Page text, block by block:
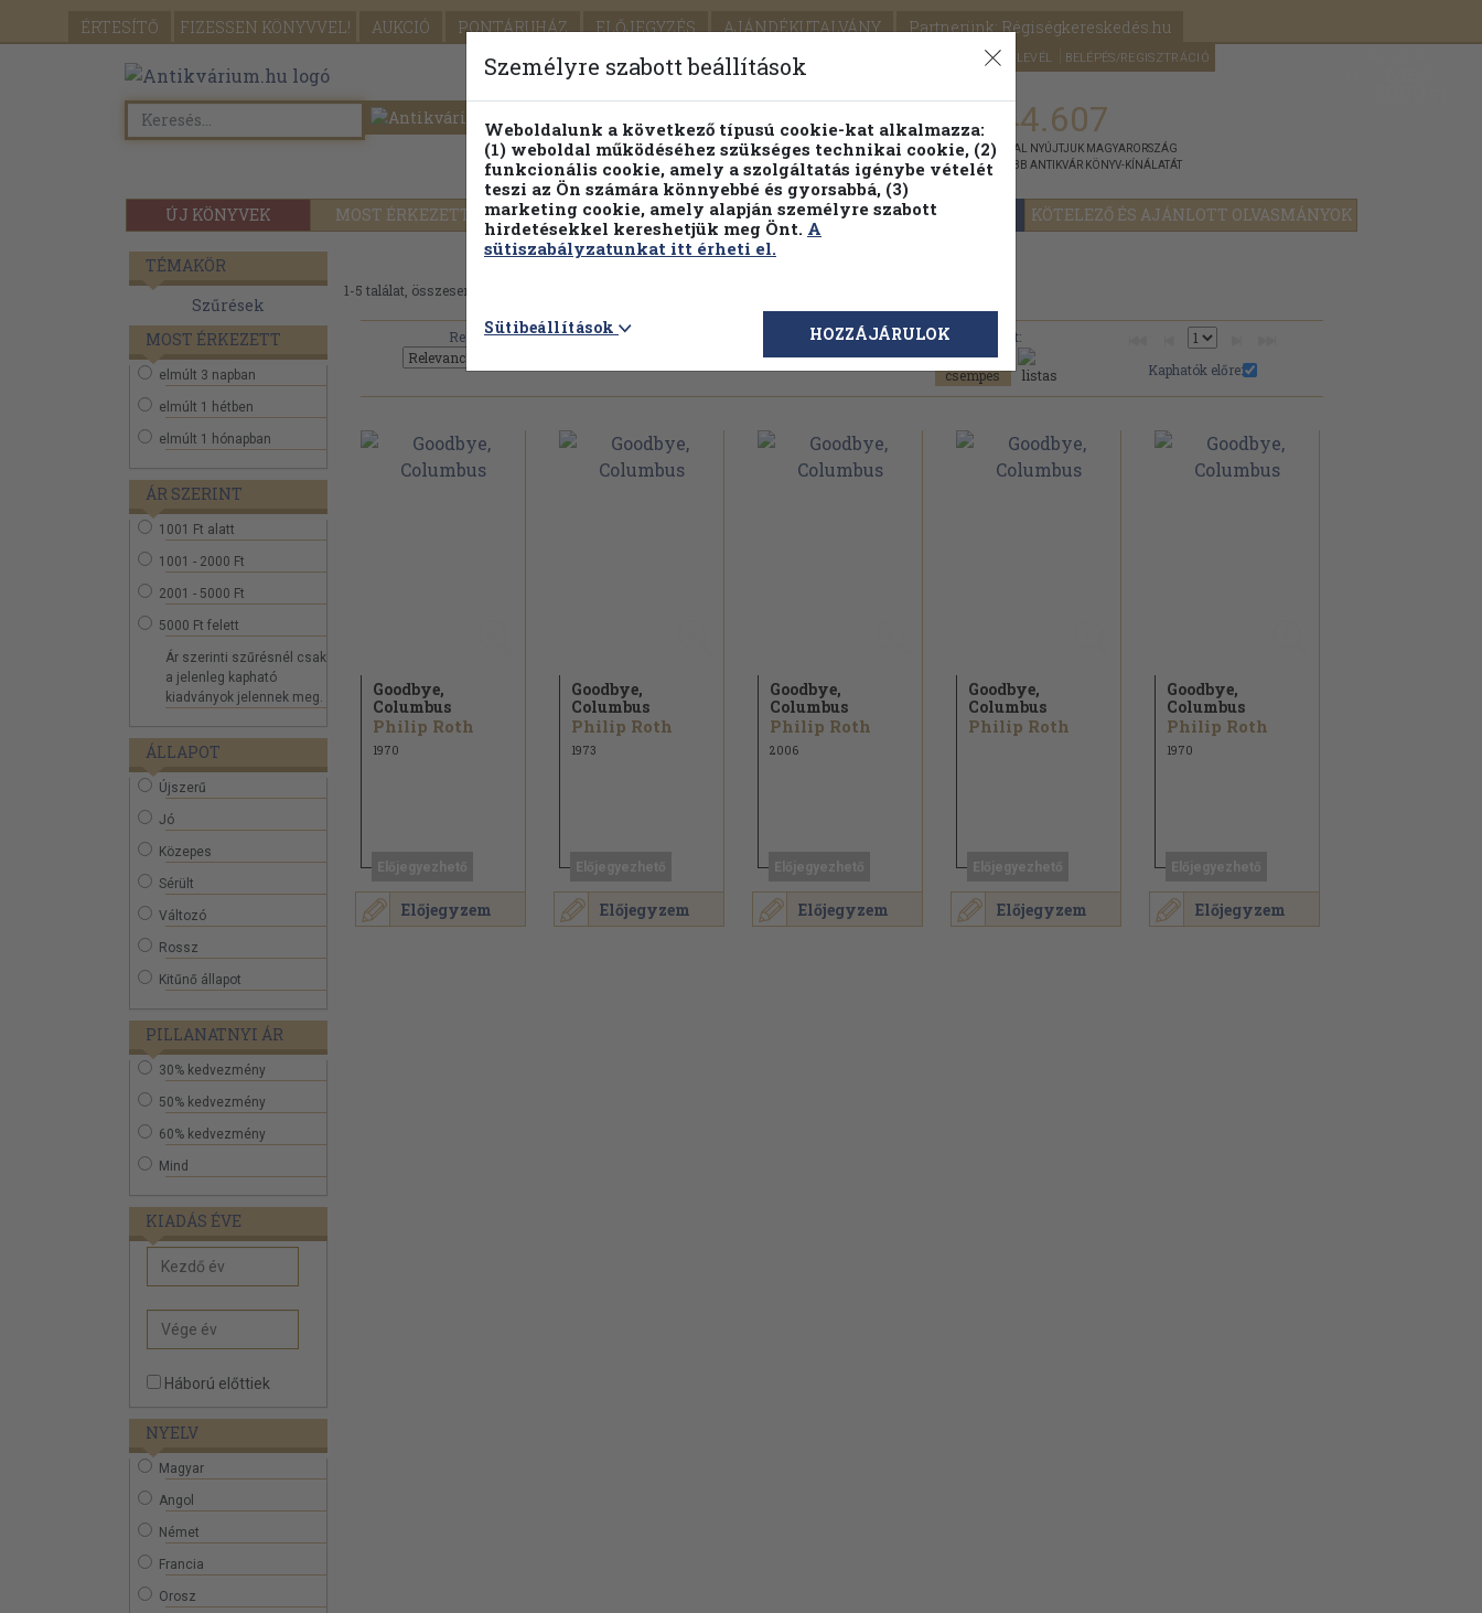
ÉRTESÍTŐ FIZESSEN KÖNYVVEL! AUKCIÓ PONTÁRUHÁZ ELŐJEGYZÉS AJÁNDÉKUTALVÁNY Partnerünk: Régiségkereskedés.hu
SEGÍTSÉG HÍRLEVÉL BELÉPÉS/REGISZTRÁCIÓ
ÚJ KÖNYVEK MOST ÉRKEZETT PILLANATNYI ÁRAINK FENNTARTHATÓ OLVASMÁNYOK KÖTELEZŐ ÉS AJÁNLOTT OLVASMÁNYOK
Részletes kereső Témaköri fa 1.144.607
KIADVÁNNYAL NYÚJTJUK MAGYARORSZÁG
LEGNAGYOBB ANTIKVÁR KÖNYV-KÍNÁLATÁT
TÉMAKÖR
Szűrések
MOST ÉRKEZETT
elmúlt 3 napban
elmúlt 1 hétben
elmúlt 1 hónapban
ÁR SZERINT
1001 Ft alatt
1001 - 2000 Ft
2001 - 5000 Ft
5000 Ft felett
Ár szerinti szűrésnél csak
a jelenleg kapható
kiadványok jelennek meg.
ÁLLAPOT
Újszerű
Jó
Közepes
Sérült
Változó
Rossz
Kitűnő állapot
PILLANATNYI ÁR
30% kedvezmény
50% kedvezmény
60% kedvezmény
Mind
KIADÁS ÉVE
Háború előttiek
NYELV
Magyar
Angol
Német
Francia
Orosz
1-5 találat, összesen 5.
1 oldal
Rendezés:
Egy oldalon látható: Könyvek típusa:
Nézet:
Kaphatók előre:
Előjegyzem
Goodbye,
Columbus
Philip Roth
1970
Előjegyzem
Goodbye,
Columbus
Philip Roth
1973
Előjegyzem
Goodbye,
Columbus
Philip Roth
2006
Előjegyzem
Goodbye,
Columbus
Philip Roth
Előjegyzem
Goodbye,
Columbus
Philip Roth
1970
Személyre szabott beállítások
Weboldalunk a következő típusú cookie-kat alkalmazza:
(1) weboldal működéséhez szükséges technikai cookie, (2)
funkcionális cookie, amely a szolgáltatás igénybe vételét
teszi az Ön számára könnyebbé és gyorsabbá, (3)
marketing cookie, amely alapján személyre szabott
hirdetésekkel kereshetjük meg Önt. A
sütiszabályzatunkat itt érheti el.
Sütibeállítások HOZZÁJÁRULOK